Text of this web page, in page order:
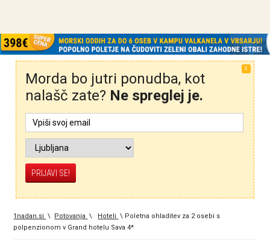
X
Morda bo jutri ponudba, kot
nalašč zate? Ne spreglej je.
1nadan.si \ Potovanja \ Hoteli \ Poletna ohladitev za 2 osebi s
polpenzionom v Grand hotelu Sava 4*